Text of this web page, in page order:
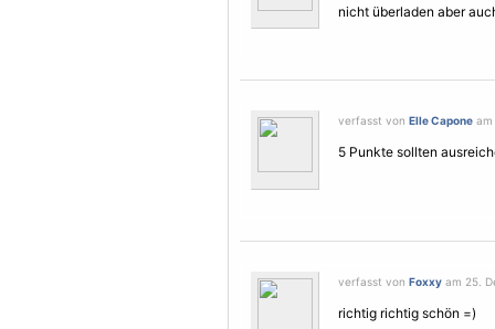
nicht überladen aber
verfasst von Elle Capone am
5 Punkte sollten
verfasst von Foxxy am 25.
richtig richtig schön =)